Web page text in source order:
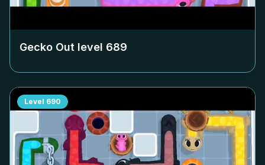
Gecko Out level 689
Level 690